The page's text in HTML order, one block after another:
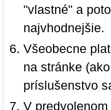
"vlastné" a
najvhodnejšie.
Všeobecne
na stránke
príslušenstvo
V